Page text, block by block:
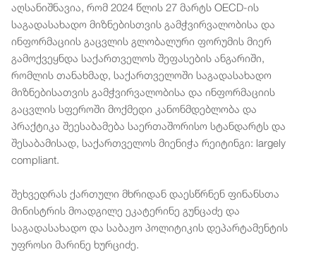
აღსანიშნავია, რომ 2024 წლის 27 მარტს OECD-ის
საგადასახადო მიზნებისთვის გამჭვირვალობისა და
ინფორმაციის გაცვლის გლობალური ფორუმის მიერ
გამოქვეყნდა საქართველოს შეფასების ანგარიში,
რომლის თანახმად, საქართველოში საგადასახადო
მიზნებისათვის გამჭვირვალობისა და ინფორმაციის
გაცვლის სფეროში მოქმედი კანონმდებლობა და
პრაქტიკა შეესაბამება საერთაშორისო სტანდარტს და
შესაბამისად, საქართველოს მიენიჭა რეიტინგი: largely
compliant.
შეხვედრას ქართული მხრიდან დაესწრნენ ფინანსთა
მინისტრის მოადგილე ეკატერინე გუნცაძე და
საგადასახადო და საბაჟო პოლიტიკის დეპარტამენტის
უფროსი მარინე ხურციძე.